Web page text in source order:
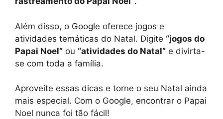
Além disso, o Google oferece jogos e
atividades temáticas do Natal. Digite “jogos do
Papai Noel” ou “atividades do Natal” e divirta-
se com toda a família.
Aproveite essas dicas e torne o seu Natal ainda
mais especial. Com o Google, encontrar o Papai
Noel nunca foi tão fácil!